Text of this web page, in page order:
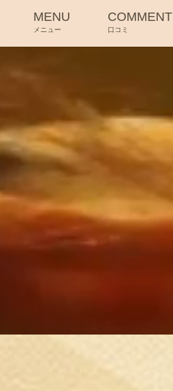
MENU
メニュー
COMMENT
口コミ